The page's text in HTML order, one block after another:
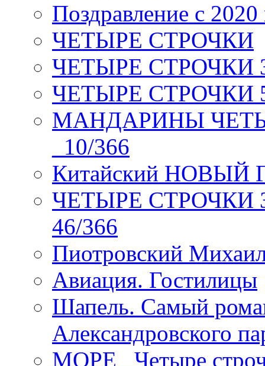
Поздравление с 2020
ЧЕТЫРЕ СТРОЧКИ
ЧЕТЫРЕ СТРОЧКИ 3
ЧЕТЫРЕ СТРОЧКИ 5
МАНДАРИНЫ
_10/366
Китайский НОВЫЙ
ЧЕТЫРЕ СТРОЧКИ
46/366
Пиотровский
Авиация. Гостилицы
Шапель. Самый
Александровского
МОРЕ _Четыре